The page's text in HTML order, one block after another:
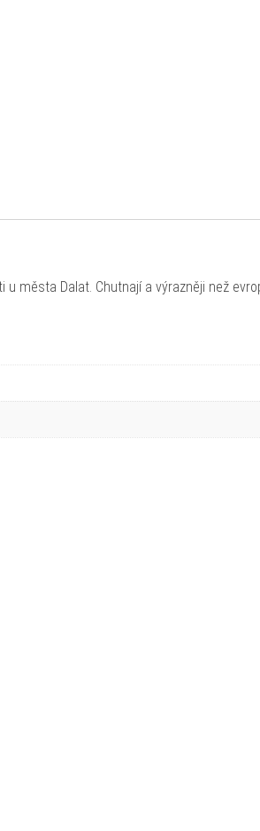
města Dalat. Chutnají a výrazněji než